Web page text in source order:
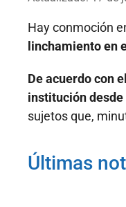
Hay conmoción
linchamiento en
De acuerdo con
institución desde
sujetos que,
Últimas